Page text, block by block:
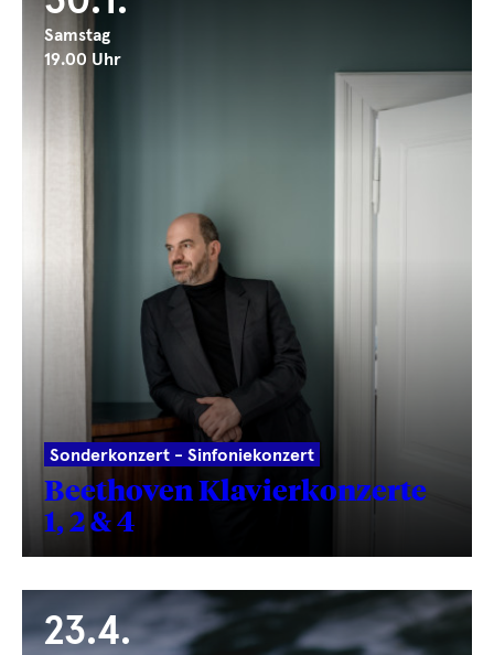
Samstag
19.00 Uhr
Sonderkonzert - Sinfoniekonzert
Beethoven Klavierkonzerte
1, 2 & 4
23.4.